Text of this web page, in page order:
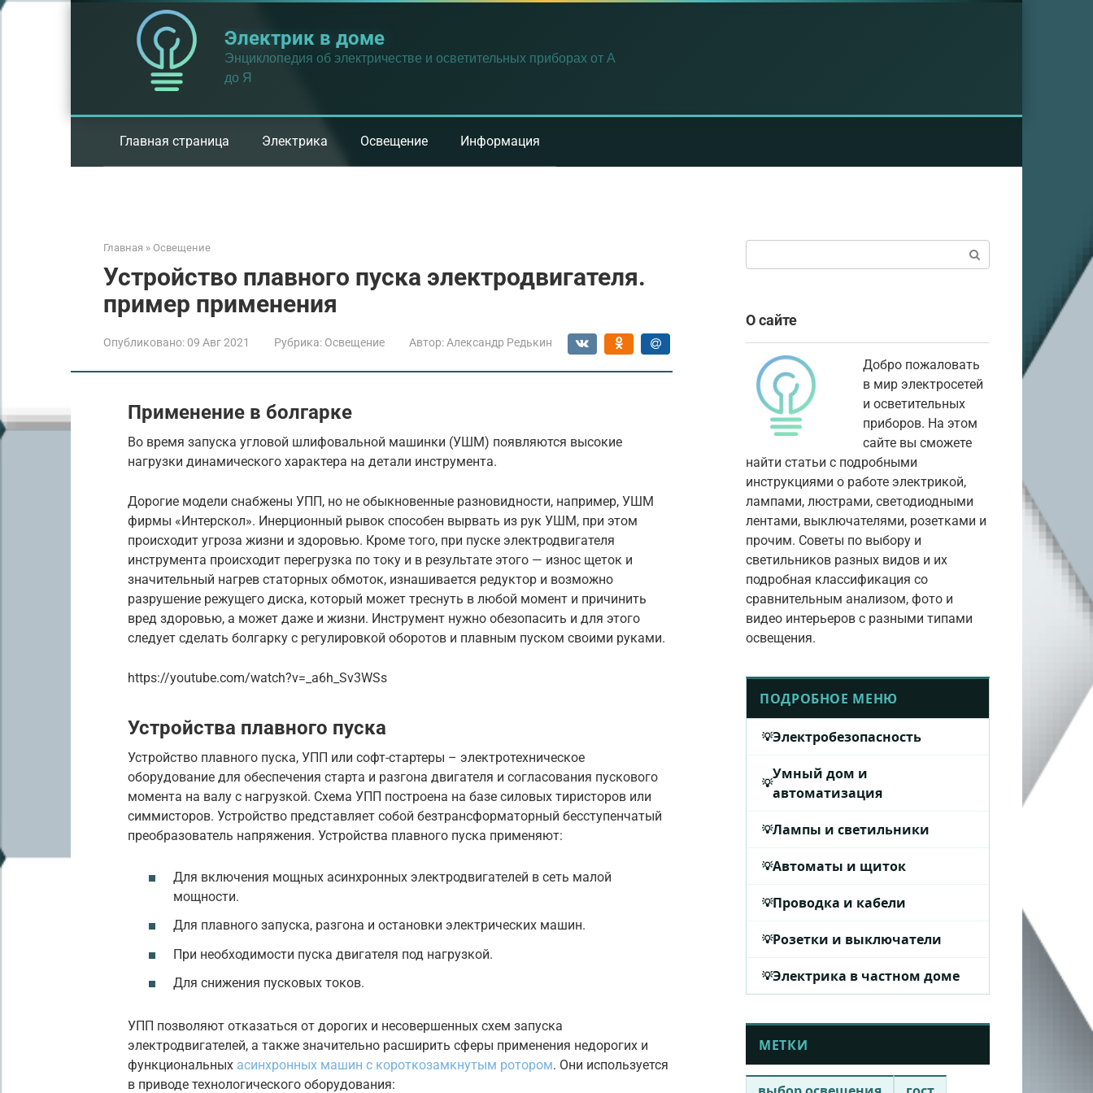
Перейти
Электрик в доме
Энциклопедия об электричестве и осветительных приборах от А
до Я
Главная страница Электрика Освещение Информация
Главная » Освещение
Устройство плавного пуска электродвигателя.
пример применения
Опубликовано: 09 Авг 2021 Рубрика: Освещение Автор: Александр Редькин
Применение в болгарке
Во время запуска угловой шлифовальной машинки (УШМ) появляются высокие
нагрузки динамического характера на детали инструмента.
Дорогие модели снабжены УПП, но не обыкновенные разновидности, например, УШМ
фирмы «Интерскол». Инерционный рывок способен вырвать из рук УШМ, при этом
происходит угроза жизни и здоровью. Кроме того, при пуске электродвигателя
инструмента происходит перегрузка по току и в результате этого — износ щеток и
значительный нагрев статорных обмоток, изнашивается редуктор и возможно
разрушение режущего диска, который может треснуть в любой момент и причинить
вред здоровью, а может даже и жизни. Инструмент нужно обезопасить и для этого
следует сделать болгарку с регулировкой оборотов и плавным пуском своими руками.
https://youtube.com/watch?v=_a6h_Sv3WSs
Устройства плавного пуска
Устройство плавного пуска, УПП или софт-стартеры – электротехническое
оборудование для обеспечения старта и разгона двигателя и согласования пускового
момента на валу с нагрузкой. Схема УПП построена на базе силовых тиристоров или
симмисторов. Устройство представляет собой безтрансформаторный бесступенчатый
преобразователь напряжения. Устройства плавного пуска применяют:
Для включения мощных асинхронных электродвигателей в сеть малой
мощности.
Для плавного запуска, разгона и остановки электрических машин.
При необходимости пуска двигателя под нагрузкой.
Для снижения пусковых токов.
УПП позволяют отказаться от дорогих и несовершенных схем запуска
электродвигателей, а также значительно расширить сферы применения недорогих и
функциональных асинхронных машин с короткозамкнутым ротором. Они используется
в приводе технологического оборудования:
О сайте
Добро пожаловать
в мир электросетей
и осветительных
приборов. На этом
сайте вы сможете
найти статьи с подробными
инструкциями о работе электрикой,
лампами, люстрами, светодиодными
лентами, выключателями, розетками и
прочим. Советы по выбору и
светильников разных видов и их
подробная классификация со
сравнительным анализом, фото и
видео интерьеров с разными типами
освещения.
ПОДРОБНОЕ МЕНЮ
Электробезопасность
Умный дом и
автоматизация
Лампы и светильники
Автоматы и щиток
Проводка и кабели
Розетки и выключатели
Электрика в частном доме
МЕТКИ